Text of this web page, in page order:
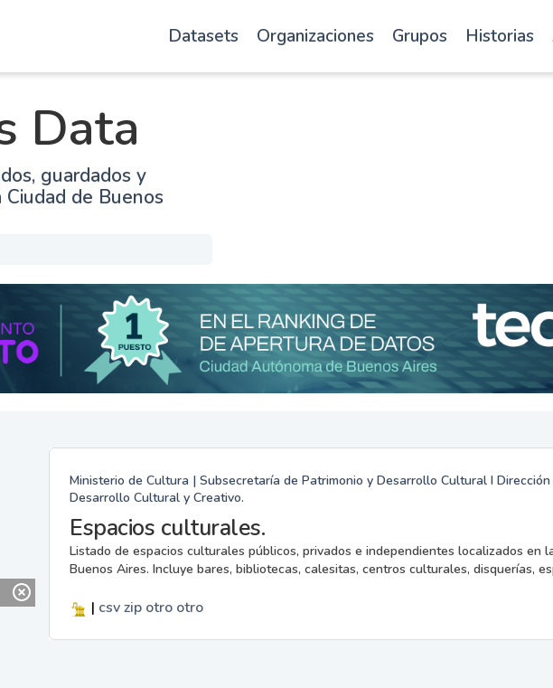
Datasets Organizaciones Grupos Historias
Data
guardados y
de Buenos
Ministerio de Cultura | Subsecretaría de Patrimonio y Desarrollo Cultural I
Desarrollo Cultural y Creativo.
Espacios culturales.
Listado de espacios culturales públicos, privados e independientes localizados en
Buenos Aires. Incluye bares, bibliotecas, calesitas, centros culturales, disquerías,
| csvzip otro otro